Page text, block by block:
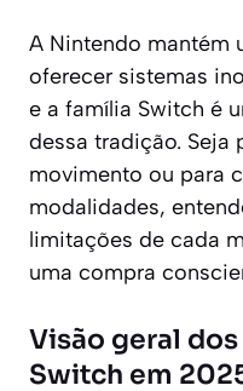
A Nintendo mantém
oferecer sistemas
e a família Switch é
dessa tradição. Seja
movimento ou para
modalidades,
limitações de cada
uma compra
Visão geral
Switch em